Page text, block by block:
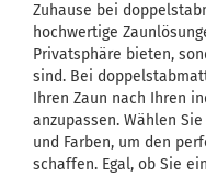
Zuhause bei
hochwertige
Privatsphäre bieten,
sind. Bei
Ihren Zaun nach Ihren
anzupassen. Wählen
und Farben, um den
schaffen. Egal, ob Sie